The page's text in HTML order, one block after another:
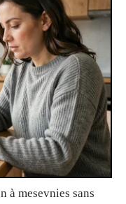
à mesevnies sans